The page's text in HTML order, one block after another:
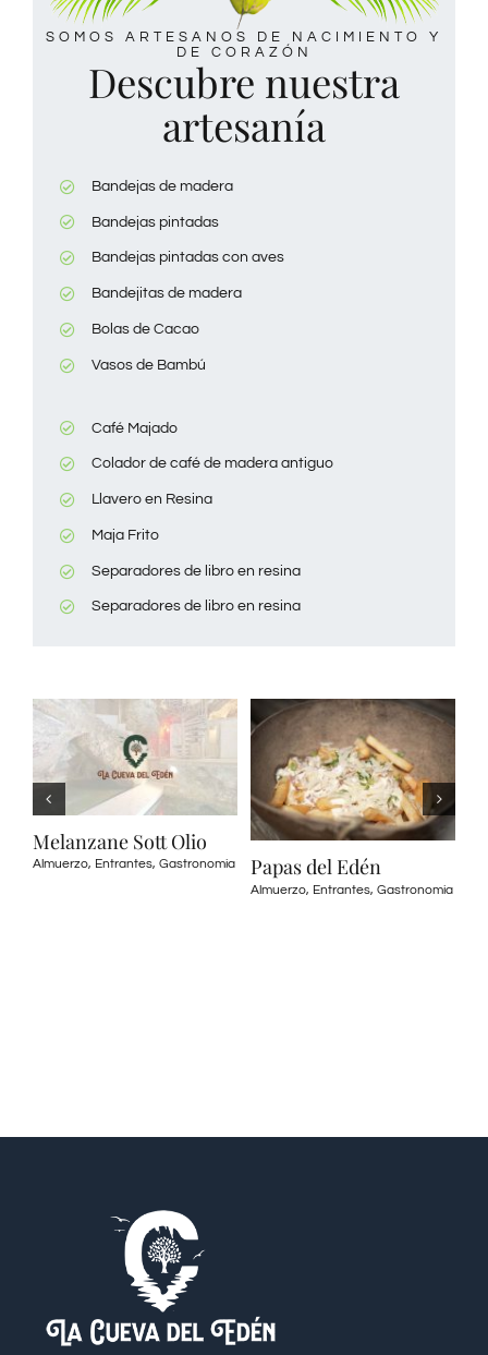
SOMOS ARTESANOS DE NACIMIENTO Y
DE CORAZÓN
Descubre nuestra
artesanía
Bandejas de madera
Bandejas pintadas
Bandejas pintadas con aves
Bandejitas de madera
Bolas de Cacao
Vasos de Bambú
Café Majado
Colador de café de madera antiguo
Llavero en Resina
Maja Frito
Separadores de libro en resina
Separadores de libro en resina
Melanzane Sott Olio
Almuerzo, Entrantes, Gastronomia Papas del Edén
Almuerzo, Entrantes, Gastronomia